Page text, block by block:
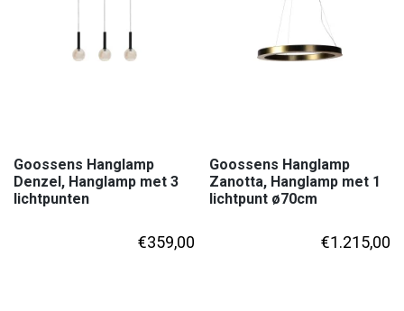
Goossens Hanglamp
Denzel, Hanglamp met 3
lichtpunten
€359,00
Goossens Hanglamp
Zanotta, Hanglamp met 1
lichtpunt ø70cm
€1.215,00